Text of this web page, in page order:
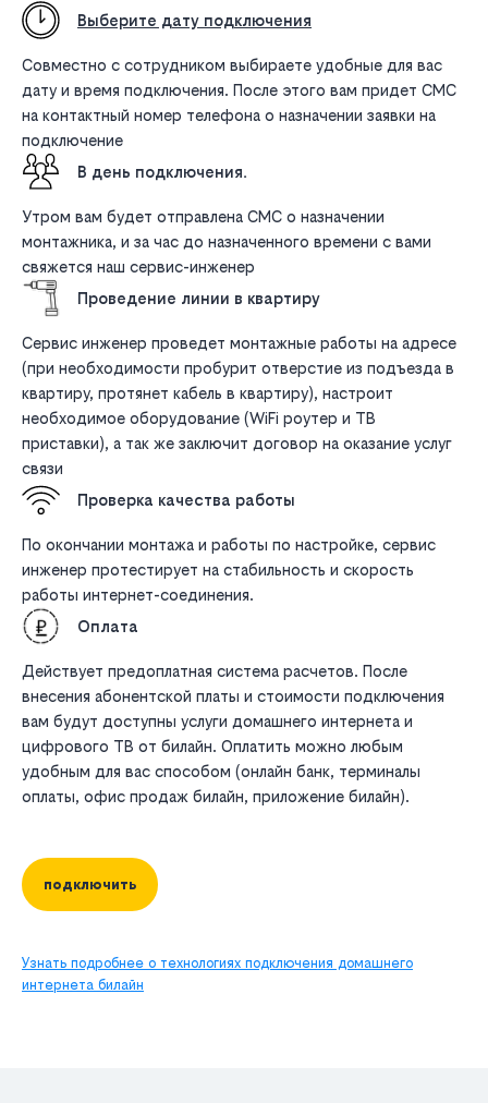
Выберите дату подключения
Совместно с сотрудником выбираете удобные для вас
дату и время подключения. После этого вам придет СМС
на контактный номер телефона о назначении заявки на
подключение
В день подключения.
Утром вам будет отправлена СМС о назначении
монтажника, и за час до назначенного времени с вами
свяжется наш сервис-инженер
Проведение линии в квартиру
Сервис инженер проведет монтажные работы на адресе
(при необходимости пробурит отверстие из подъезда в
квартиру, протянет кабель в квартиру), настроит
необходимое оборудование (WiFi роутер и ТВ
приставки), а так же заключит договор на оказание услуг
связи
Проверка качества работы
По окончании монтажа и работы по настройке, сервис
инженер протестирует на стабильность и скорость
работы интернет-соединения.
Оплата
Действует предоплатная система расчетов. После
внесения абонентской платы и стоимости подключения
вам будут доступны услуги домашнего интернета и
цифрового ТВ от билайн. Оплатить можно любым
удобным для вас способом (онлайн банк, терминалы
оплаты, офис продаж билайн, приложение билайн).
подключить
Узнать подробнее о технологиях подключения домашнего
интернета билайн